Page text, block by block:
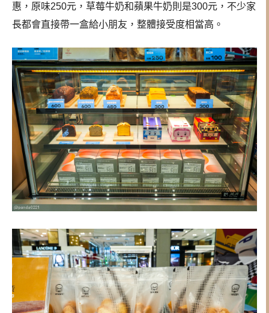
惠，原味250元，草莓牛奶和蘋果牛奶則是300元，不少家
長都會直接帶一盒給小朋友，整體接受度相當高。